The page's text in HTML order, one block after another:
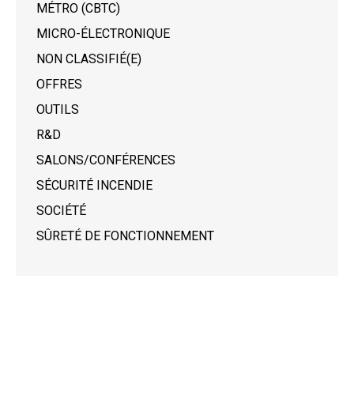
MÉTRO (CBTC)
MICRO-ÉLECTRONIQUE
NON CLASSIFIÉ(E)
OFFRES
OUTILS
R&D
SALONS/CONFÉRENCES
SÉCURITÉ INCENDIE
SOCIÉTÉ
SÛRETÉ DE FONCTIONNEMENT